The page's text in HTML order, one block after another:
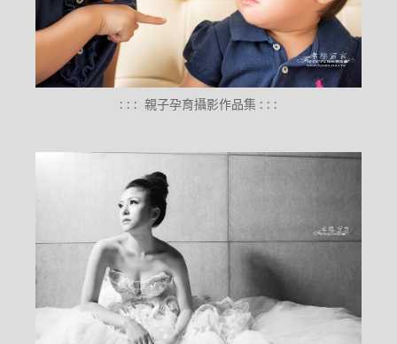
: : : 親子孕育攝影作品集 : : :